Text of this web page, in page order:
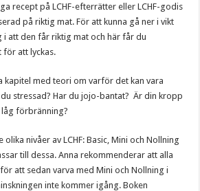
recept på LCHF-efterrätter eller LCHF-godis
på riktig mat. För att kunna gå ner i vikt
att den får riktig mat och här får du
för att lyckas.
kapitel med teori om varför det kan vara
stressad? Har du jojo-bantat? Är din kropp
förbränning?
nivåer av LCHF: Basic, Mini och Nollning
till dessa. Anna rekommenderar att alla
att sedan varva med Mini och Nollning i
inte kommer igång. Boken